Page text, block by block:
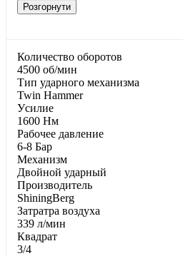
Розгорнути
Количество оборотов
4500 об/мин
Тип ударного механизма
Twin Hammer
Уcилиe
1600 Нм
Paбoчee дaвлeниe
6-8 Бар
Механизм
Двойной ударный
Производитель
ShiningBerg
Затратра воздуха
339 л/мин
Квадрат
3/4